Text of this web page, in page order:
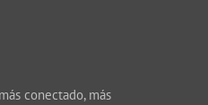
conectado, más